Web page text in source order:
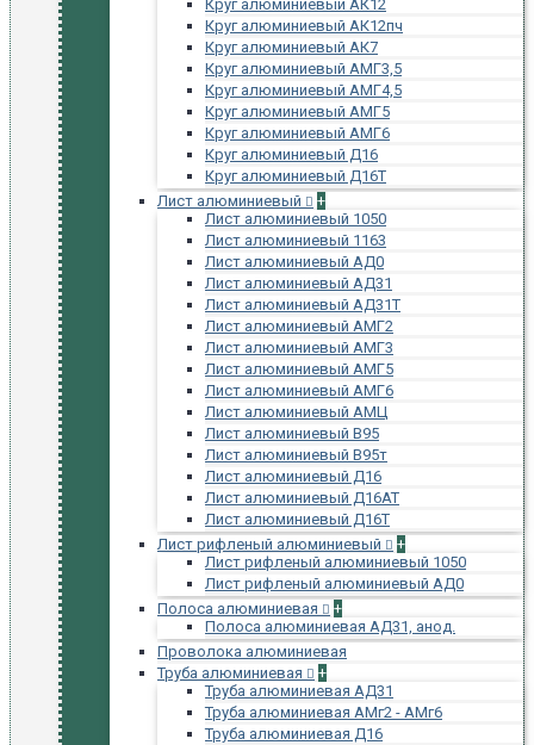
Круг алюминиевый АК12
Круг алюминиевый АК12пч
Круг алюминиевый АК7
Круг алюминиевый АМГ3,5
Круг алюминиевый АМГ4,5
Круг алюминиевый АМГ5
Круг алюминиевый АМГ6
Круг алюминиевый Д16
Круг алюминиевый Д16Т
Лист алюминиевый
+
Лист алюминиевый 1050
Лист алюминиевый 1163
Лист алюминиевый АД0
Лист алюминиевый АД31
Лист алюминиевый АД31Т
Лист алюминиевый АМГ2
Лист алюминиевый АМГ3
Лист алюминиевый АМГ5
Лист алюминиевый АМГ6
Лист алюминиевый АМЦ
Лист алюминиевый В95
Лист алюминиевый В95т
Лист алюминиевый Д16
Лист алюминиевый Д16АТ
Лист алюминиевый Д16Т
Лист рифленый алюминиевый
+
Лист рифленый алюминиевый 1050
Лист рифленый алюминиевый АД0
Полоса алюминиевая
+
Полоса алюминиевая АД31, анод.
Проволока алюминиевая
Труба алюминиевая
+
Труба алюминиевая АД31
Труба алюминиевая АМг2 - АМг6
Труба алюминиевая Д16